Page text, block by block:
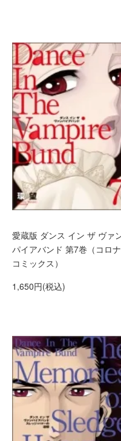
愛蔵版 ダンス イン ザ ヴァ
パイアバンド 第7巻（コロナ
コミックス）
1,650円(税込)